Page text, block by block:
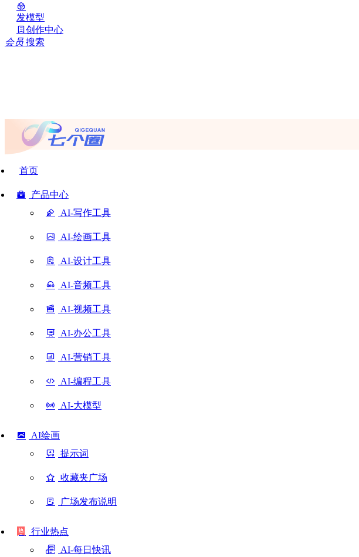
发模型
创作中心
会员 搜索
首页
产品中心
AI-写作工具
AI-绘画工具
AI-设计工具
AI-音频工具
AI-视频工具
AI-办公工具
AI-营销工具
AI-编程工具
AI-大模型
AI绘画
提示词
收藏夹广场
广场发布说明
行业热点
AI-每日快讯